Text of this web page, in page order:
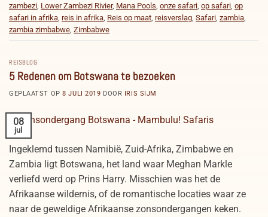
zambezi Lower Zambezi Rivier, Mana Pools onze safari op safari op
safari in afrika reis in afrika Reis op maat reisverslag Safari zambia
zambia zimbabwe Zimbabwe
REISBLOG
5 Redenen om Botswana te bezoeken
GEPLAATST OP8 JULI 2019 DOOR IRIS SIJM
08
jul
Ingeklemd tussen Namibië, Zuid-Afrika, Zimbabwe en
Zambia ligt Botswana, het land waar Meghan Markle
verliefd werd op Prins Harry. Misschien was het de
Afrikaanse wildernis, of de romantische locaties waar ze
naar de geweldige Afrikaanse zonsondergangen keken.